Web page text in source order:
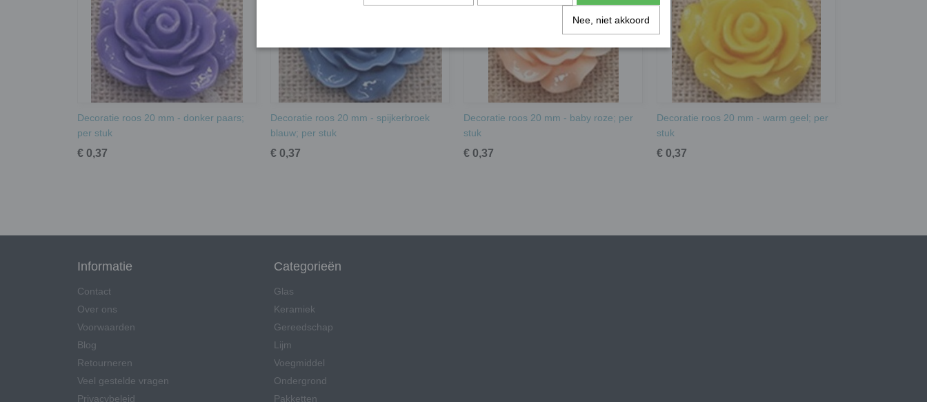
Decoratie roos 20 mm - donker paars;
per stuk
€ 0,37
Decoratie roos 20 mm - spijkerbroek
blauw; per stuk
€ 0,37
Decoratie roos 20 mm - baby roze; per
stuk
€ 0,37
Decoratie roos 20 mm - warm geel; per
stuk
€ 0,37
Informatie
Contact
Over ons
Voorwaarden
Blog
Retourneren
Veel gestelde vragen
Privacybeleid
Categorieën
Glas
Keramiek
Gereedschap
Lijm
Voegmiddel
Ondergrond
Pakketten
Nee, niet akkoord